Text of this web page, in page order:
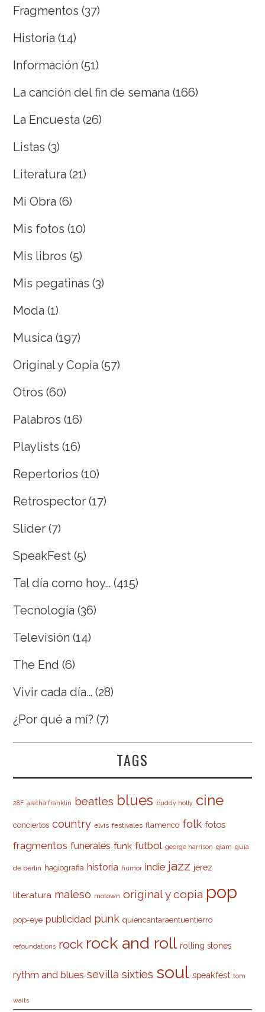
Fragmentos (37)
Historia (14)
Información (51)
La canción del fin de semana (166)
La Encuesta (26)
Listas (3)
Literatura (21)
Mi Obra (6)
Mis fotos (10)
Mis libros (5)
Mis pegatinas (3)
Moda (1)
Musica (197)
Original y Copia (57)
Otros (60)
Palabros (16)
Playlists (16)
Repertorios (10)
Retrospector (17)
Slider (7)
SpeakFest (5)
Tal día como hoy… (415)
Tecnología (36)
Televisión (14)
The End (6)
Vivir cada día… (28)
¿Por qué a mí? (7)
TAGS
28F aretha franklin beatles blues buddy holly cine
conciertos country elvis festivales flamenco folk fotos
fragmentos funerales funk futbol george harrison glam guía
de berlín hagiografia historia humor indie jazz jerez
literatura maleso motown original y copia pop
pop-eye publicidad punk quiencantaraentuentierro
refoundations rock rock and roll rolling stones
rythm and blues sevilla sixties soul speakfest tom
waits